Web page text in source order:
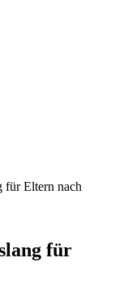
für Eltern nach
für